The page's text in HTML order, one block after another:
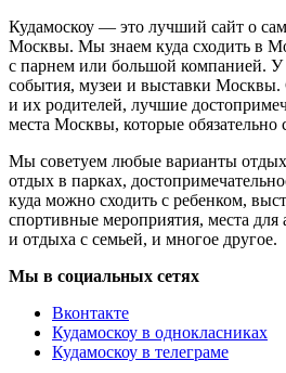
Кудамоскоу — это лучший сайт о
Москвы. Мы знаем куда сходить в
с парнем или большой компанией. У
события, музеи и выставки Москвы.
и их родителей, лучшие
места Москвы, которые обязательно
Мы советуем любые варианты
отдых в парках,
куда можно сходить с ребенком,
спортивные мероприятия, места для
и отдыха с семьей, и многое другое.
Мы в социальных сетях
Вконтакте
Кудамоскоу в однокласниках
Кудамоскоу в телеграме